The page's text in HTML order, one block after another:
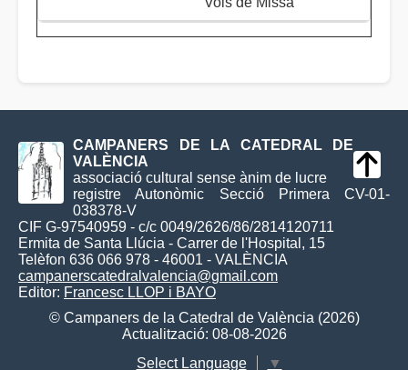
CAMPANERS DE LA CATEDRAL DE
VALÈNCIA
associació cultural sense ànim de lucre
registre Autonòmic Secció Primera CV-01-
038378-V
CIF G-97540959 - c/c 0049/2626/86/2814120711
Ermita de Santa Llúcia - Carrer de l'Hospital, 15
Telèfon 636 066 978 - 46001 - VALÈNCIA
campanerscatedralvalencia@gmail.com
Editor: Francesc LLOP i BAYO
© Campaners de la Catedral de València (2026)
Actualització: 08-08-2026
Select Language
▼